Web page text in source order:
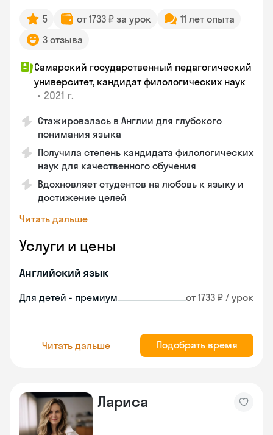
5 от 1733 ₽ за урок
11 лет опыта
3 отзыва
Самарский государственный педагогический
университет, кандидат филологических наук
• 2021 г.
Стажировалась в Англии для глубокого
понимания языка
Получила степень кандидата филологических
наук для качественного обучения
Вдохновляет студентов на любовь к языку и
достижение целей
Читать дальше
Услуги и цены
Английский язык
Для детей - премиум от 1733 ₽ / урок
Читать дальше Подобрать время
Лариса